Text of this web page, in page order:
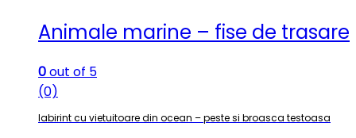
Animale marine – fise de trasare
0out of 5
(0)
labirint cu vietuitoare din ocean – peste si broasca testoasa